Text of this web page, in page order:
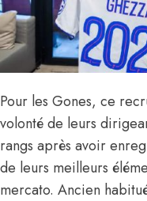
Pour les Gones, ce
volonté de leurs
rangs après avoir
de leurs meilleurs
mercato. Ancien